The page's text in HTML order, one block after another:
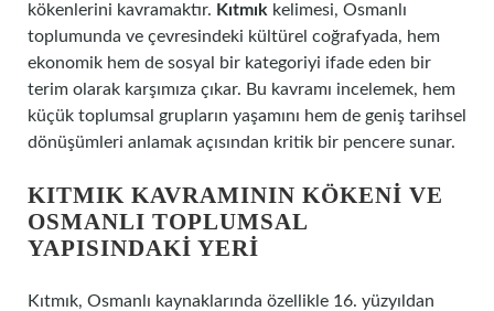
kökenlerini kavramaktır. Kıtmık kelimesi, Osmanlı
toplumunda ve çevresindeki kültürel coğrafyada, hem
ekonomik hem de sosyal bir kategoriyi ifade eden bir
terim olarak karşımıza çıkar. Bu kavramı incelemek, hem
küçük toplumsal grupların yaşamını hem de geniş tarihsel
dönüşümleri anlamak açısından kritik bir pencere sunar.
KITMIK KAVRAMININ KÖKENI VE
OSMANLI TOPLUMSAL
YAPISINDAKI YERI
Kıtmık, Osmanlı kaynaklarında özellikle 16. yüzyıldan